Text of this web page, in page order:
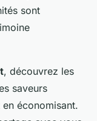
sont
, découvrez les
saveurs
économisant.